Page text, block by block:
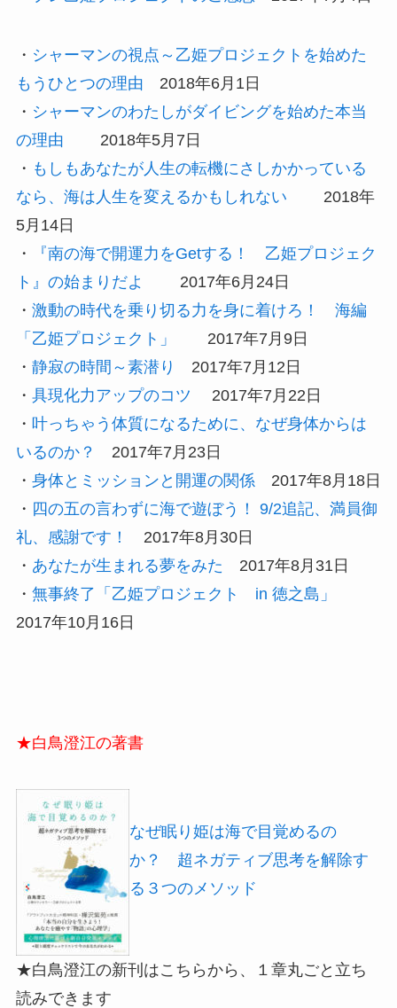
・ シャーマンの視点～乙姫プロジェクトを始めた
もうひとつの理由 2018年6月1日
・ シャーマンのわたしがダイビングを始めた本当
の理由 2018年5月7日
・ もしもあなたが人生の転機にさしかかっている
なら、海は人生を変えるかもしれない
2018年
5月14日
・
『南の海で開運力をGetする！ 乙姫プロジェク
ト』の始まりだよ
2017年6月24日
・ 激動の時代を乗り切る力を身に着けろ！ 海編
「乙姫プロジェクト」
2017年7月9日
・ 静寂の時間～素潜り
2017年7月12日
・ 具現化力アップのコツ
2017年7月22日
・ 叶っちゃう体質になるために、なぜ身体からは
いるのか？
2017年7月23日
・ 身体とミッションと開運の関係 2017年8月18日
・ 四の五の言わずに海で遊ぼう！ 9/2追記、満員御
礼、感謝です！
2017年8月30日
・ あなたが生まれる夢をみた 2017年8月31日
・ 無事終了「乙姫プロジェクト in 徳之島」
2017年10月16日
★白鳥澄江の著書
なぜ眠り姫は海で目覚めるの
か？ 超ネガティブ思考を解除す
る３つのメソッド
★白鳥澄江の新刊はこちらから、１章丸ごと立ち
読みできます